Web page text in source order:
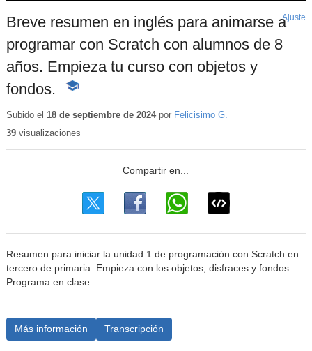
Breve resumen en inglés para animarse a
programar con Scratch con alumnos de 8
años. Empieza tu curso con objetos y
fondos.
-
educativo
Ajuste
Subido el 18 de septiembre de 2024por Felicisimo G.
39visualizaciones
Resumen para iniciar la unidad 1 de programación con Scratch en
tercero de primaria. Empieza con los objetos, disfraces y fondos.
Programa en clase.
Más información Transcripción